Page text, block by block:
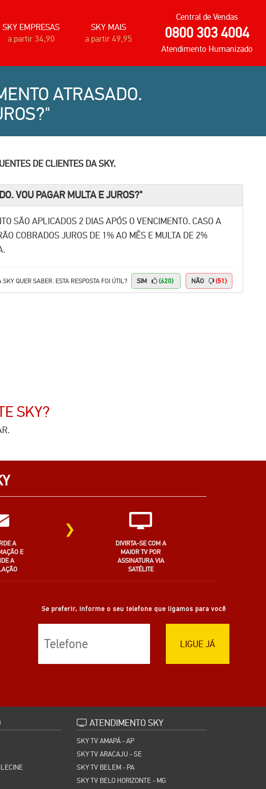
SKY EMPRESAS
a partir 34,90
SKY MAIS
a partir 49,95
Central de Vendas
0800 303 4004
Atendimento Humanizado
ATRASADO.
DE CLIENTES DASKY.
VOU PAGAR MULTA E JUROS?"
SÃO APLICADOS 2 DIAS APÓS O VENCIMENTO. CASO A
COBRADOS JUROS DE 1% AO MÊS E MULTA DE 2%
SKY QUER SABER. ESTA RESPOSTA FOI ÚTIL? SIM (620) NÃO (51)
SKY?
A
E
A
›
DIVIRTA-SE COM A
MAIOR TV POR
ASSINATURA VIA
SATÉLITE
Se preferir, informe o seu telefone que ligamos para você
LIGUE JÁ
ATENDIMENTO SKY
SKY TV AMAPÁ - AP
SKY TV ARACAJU - SE
SKY TV BELEM - PA
SKY TV BELO HORIZONTE - MG